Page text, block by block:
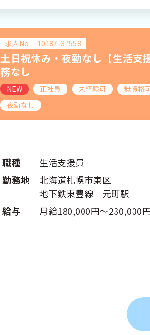
求人No 10187-37558
土日祝休み・夜勤なし【生活支
務なし
NEW 正社員 未経験可 無資格
夜勤なし
職種
生活支援員
勤務地
北海道札幌市東区
地下鉄東豊線 元町駅
給与
月給180,000円～230,000円